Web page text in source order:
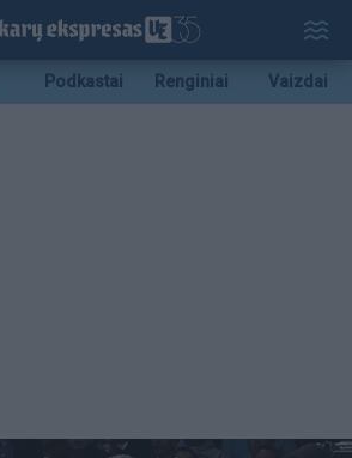
Podkastai Renginiai Vaizdai